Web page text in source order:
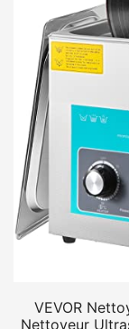
VEVOR
Nettoyeur